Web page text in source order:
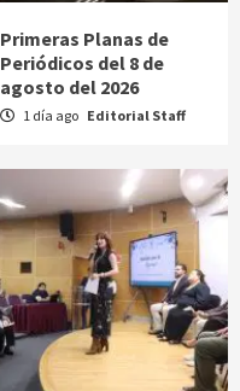
Primeras Planas de
Periódicos del 8 de
agosto del 2026
1 día ago Editorial Staff